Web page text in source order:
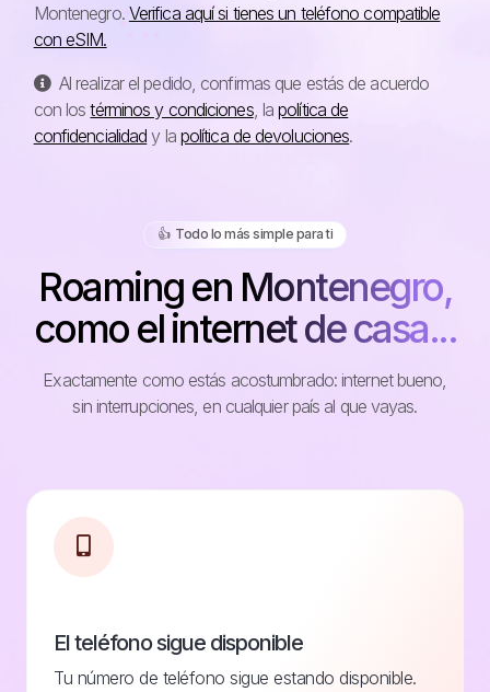
Montenegro. Verifica aquí si tienes un teléfono compatible
con eSIM.
Al realizar el pedido, confirmas que estás de acuerdo
con lostérminos y condiciones, lapolítica de
confidencialidad y la política de devoluciones.
👍️ Todo lo más simple para ti
Roaming en Montenegro,
como el internet de casa...
Exactamente como estás acostumbrado: internet bueno,
sin interrupciones, en cualquier país al que vayas.
El teléfono sigue disponible
Tu número de teléfono sigue estando disponible.